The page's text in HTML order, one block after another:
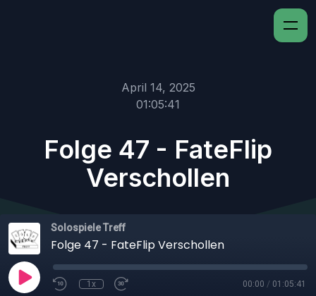
April 14, 2025
01:05:41
Folge 47 - FateFlip
Verschollen
Solospiele Treff
Folge 47 - FateFlip Verschollen
1x 00:00 / 01:05:41